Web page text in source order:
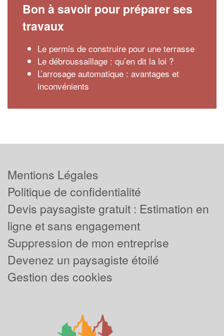
Bon à savoir pour préparer ses
travaux
Le permis de construire pour une terrasse
Le débroussaillage : qu’en dit la loi ?
L’arrosage automatique : avantages et
inconvénients
Mentions Légales
Politique de confidentialité
Devis paysagiste gratuit : Estimation en
ligne et sans engagement
Suppression de mon entreprise
Devenez un paysagiste étoilé
Gestion des cookies